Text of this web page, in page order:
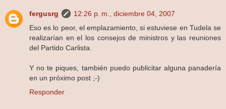
fergusrg
12:26 p. m., diciembre 04, 2007
Eso es lo peor, el emplazamiento, si estuviese en Tudela se
realizarían en el los consejos de ministros y las reuniones
del Partido Carlista.
Y no te piques, también puedo publicitar alguna panadería
en un próximo post ;-)
Responder